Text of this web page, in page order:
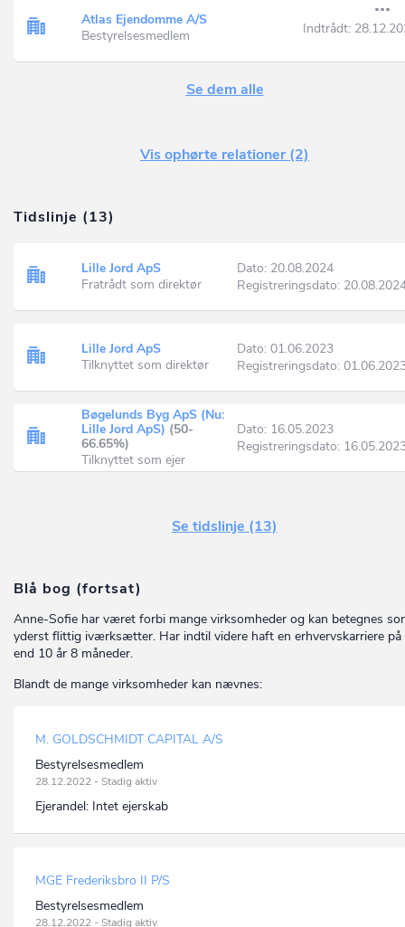
Atlas Ejendomme A/S
Bestyrelsesmedlem
Indtrådt:
Se dem alle
Vis ophørte relationer (2)
Tidslinje (13)
Lille Jord ApS
Fratrådt som direktør
Dato: 20.08.2024
Registreringsdato:
Lille Jord ApS
Tilknyttet som direktør
Dato: 01.06.2023
Registreringsdato:
Bøgelunds Byg ApS (Nu:
Lille Jord ApS) (50-
66.65%)
Tilknyttet som ejer
Dato: 16.05.2023
Registreringsdato:
Se tidslinje (13)
Blå bog (fortsat)
Anne-Sofie har været forbi mange virksomheder og kan betegnes
yderst flittig iværksætter. Har indtil videre haft en erhvervskarriere på
end 10 år 8 måneder.
Blandt de mange virksomheder kan nævnes:
M. GOLDSCHMIDT CAPITAL A/S
Bestyrelsesmedlem
28.12.2022 - Stadig aktiv
Ejerandel: Intet ejerskab
MGE Frederiksbro II P/S
Bestyrelsesmedlem
28.12.2022 - Stadig aktiv